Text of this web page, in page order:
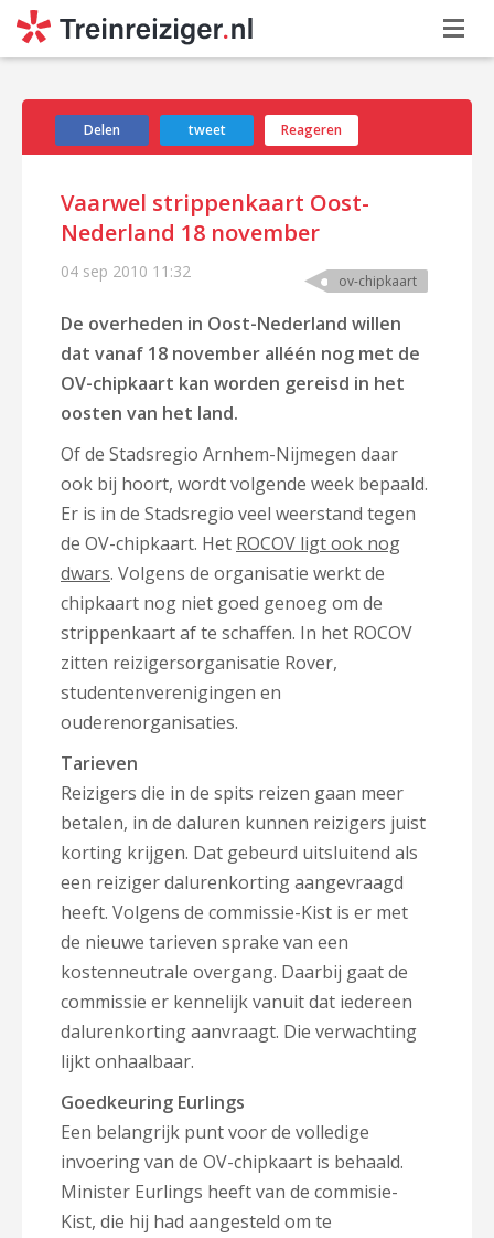
Delen tweet Reageren
Vaarwel strippenkaart Oost-
Nederland 18 november
04 sep 2010 11:32 ov-chipkaart
De overheden in Oost-Nederland willen
dat vanaf 18 november alléén nog met de
OV-chipkaart kan worden gereisd in het
oosten van het land.
Of de Stadsregio Arnhem-Nijmegen daar
ook bij hoort, wordt volgende week bepaald.
Er is in de Stadsregio veel weerstand tegen
de OV-chipkaart. Het ROCOV ligt ook nog
dwars. Volgens de organisatie werkt de
chipkaart nog niet goed genoeg om de
strippenkaart af te schaffen. In het ROCOV
zitten reizigersorganisatie Rover,
studentenverenigingen en
ouderenorganisaties.
Tarieven
Reizigers die in de spits reizen gaan meer
betalen, in de daluren kunnen reizigers juist
korting krijgen. Dat gebeurd uitsluitend als
een reiziger dalurenkorting aangevraagd
heeft. Volgens de commissie-Kist is er met
de nieuwe tarieven sprake van een
kostenneutrale overgang. Daarbij gaat de
commissie er kennelijk vanuit dat iedereen
dalurenkorting aanvraagt. Die verwachting
lijkt onhaalbaar.
Goedkeuring Eurlings
Een belangrijk punt voor de volledige
invoering van de OV-chipkaart is behaald.
Minister Eurlings heeft van de commisie-
Kist, die hij had aangesteld om te